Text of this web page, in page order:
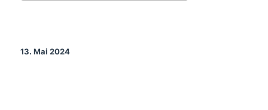
13. Mai 2024